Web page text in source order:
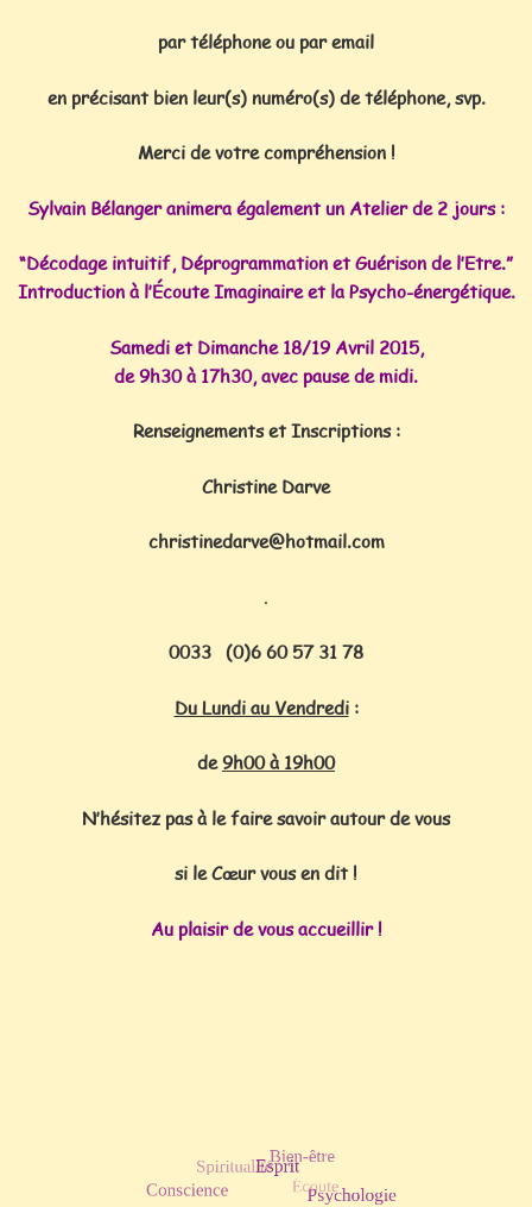
par téléphone ou par email
en précisant bien leur(s) numéro(s) de téléphone, svp.
Merci de votre compréhension !
Sylvain Bélanger animera également un Atelier de 2 jours :
“Décodage intuitif, Déprogrammation et Guérison de l’Etre.”
Introduction à l’Écoute Imaginaire et la Psycho-énergétique.
Samedi et Dimanche 18/19 Avril 2015,
de 9h30 à 17h30, avec pause de midi.
Renseignements et Inscriptions :
Christine Darve
christinedarve@hotmail.com
.
0033 (0)6 60 57 31 78
Du Lundi au Vendredi:
de9h00à 19h00
N’hésitez pas à le faire savoir autour de vous
si le Cœur vous en dit !
Au plaisir de vous accueillir !